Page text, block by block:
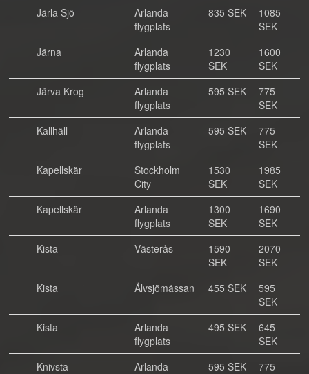
Järla Sjö
Arlanda
flygplats
835 SEK
1085
SEK
Järna
Arlanda
flygplats
1230
SEK
1600
SEK
Järva Krog
Arlanda
flygplats
595 SEK
775
SEK
Kallhäll
Arlanda
flygplats
595 SEK
775
SEK
Kapellskär
Stockholm
City
1530
SEK
1985
SEK
Kapellskär
Arlanda
flygplats
1300
SEK
1690
SEK
Kista
Västerås
1590
SEK
2070
SEK
Kista
Älvsjömässan 455 SEK
595
SEK
Kista
Arlanda
flygplats
495 SEK
645
SEK
Knivsta
Arlanda
595 SEK
775